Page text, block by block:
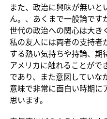
また、政治に興味が無い
ん。、あくまで一般論で
世代の政治への関心は大き
私の友人には両者の支持者
する熱い気持ちや持論、期
アメリカに触れることがで
であり、また意図していな
意味で非常に面白い時期に
思います。